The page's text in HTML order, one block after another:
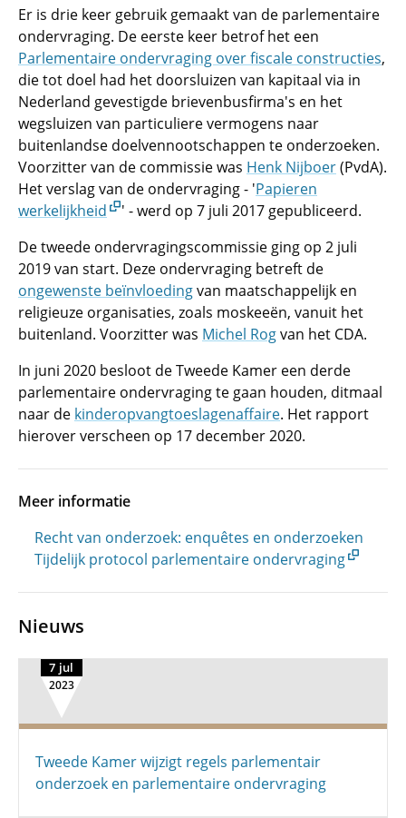
Er is drie keer gebruik gemaakt van de parlementaire
ondervraging. De eerste keer betrof het een
Parlementaire ondervraging over fiscale constructies,
die tot doel had het doorsluizen van kapitaal via in
Nederland gevestigde brievenbusfirma's en het
wegsluizen van particuliere vermogens naar
buitenlandse doelvennootschappen te onderzoeken.
Voorzitter van de commissie was Henk Nijboer(PvdA).
Het verslag van de ondervraging - 'Papieren
werkelijkheid
' - werd op 7 juli 2017 gepubliceerd.
De tweede ondervragingscommissie ging op 2 juli
2019 van start. Deze ondervraging betreft de
ongewenste beïnvloedingvan maatschappelijk en
religieuze organisaties, zoals moskeeën, vanuit het
buitenland. Voorzitter was Michel Rogvan het CDA.
In juni 2020 besloot de Tweede Kamer een derde
parlementaire ondervraging te gaan houden, ditmaal
naar de kinderopvangtoeslagenaffaire. Het rapport
hierover verscheen op 17 december 2020.
Meer informatie
Recht van onderzoek: enquêtes en onderzoeken
Tijdelijk protocol parlementaire ondervraging
Nieuws
7 jul
2023
Tweede Kamer wijzigt regels parlementair
onderzoek en parlementaire ondervraging